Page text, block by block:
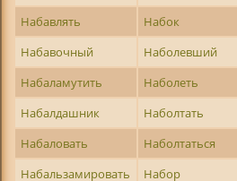
Набавлять
Набок
Набавочный
Наболевший
Набаламутить
Наболеть
Набалдашник
Наболтать
Набаловать
Наболтаться
Набальзамировать
Набор